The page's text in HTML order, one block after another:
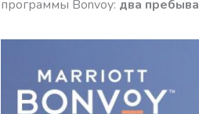
программы Bonvoy: два